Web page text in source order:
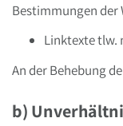
Bestimmungen der
Linktexte tlw.
An der Behebung
b)